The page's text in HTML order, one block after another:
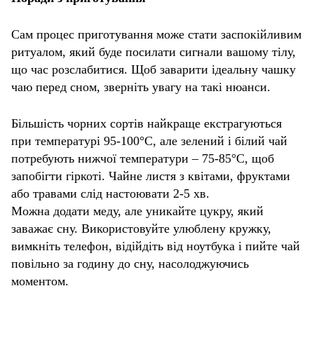
Сам процес приготування може стати заспокійливим
ритуалом, який буде посилати сигнали вашому тілу,
що час розслабитися. Щоб заварити ідеальну чашку
чаю перед сном, зверніть увагу на такі нюанси.
Більшість чорних сортів найкраще екстрагуються
при температурі 95-100°C, але зелений і білий чай
потребують нижчої температури – 75-85°C, щоб
запобігти гіркоті. Чайне листя з квітами, фруктами
або травами слід настоювати 2-5 хв.
Можна додати меду, але уникайте цукру, який
заважає сну. Використовуйте улюблену кружку,
вимкніть телефон, відійдіть від ноутбука і пийте чай
повільно за годину до сну, насолоджуючись
моментом.